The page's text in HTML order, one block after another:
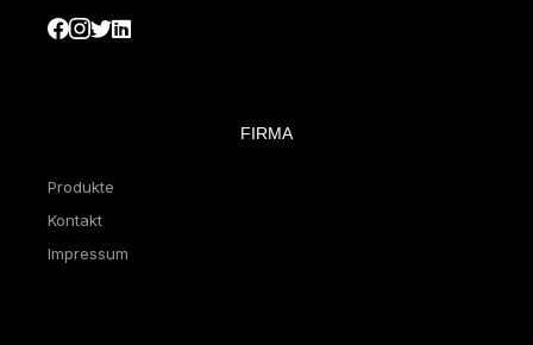
FIRMA
Produkte
Kontakt
Impressum